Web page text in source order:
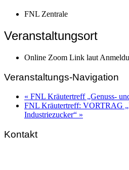
FNL Zentrale
Veranstaltungsort
Online Zoom Link laut
Veranstaltungs-Navigation
« FNL Kräutertreff „Genuss-
FNL Kräutertreff: VORTRAG
Industriezucker“ »
Kontakt